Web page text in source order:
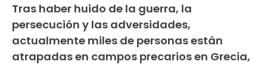
Tras haber huido de la guerra, la
persecución y las adversidades,
actualmente miles de personas están
atrapadas en campos precarios en Grecia,